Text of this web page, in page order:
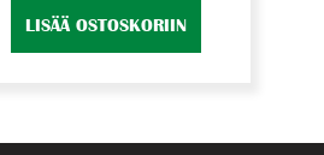
LISÄÄ OSTOSKORIIN